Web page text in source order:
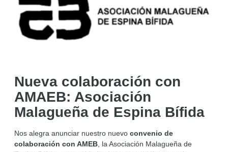
Nueva colaboración con
AMAEB: Asociación
Malagueña de Espina Bífida
Nos alegra anunciar nuestro nuevo convenio de
colaboración con AMEB , la Asociación Malagueña de